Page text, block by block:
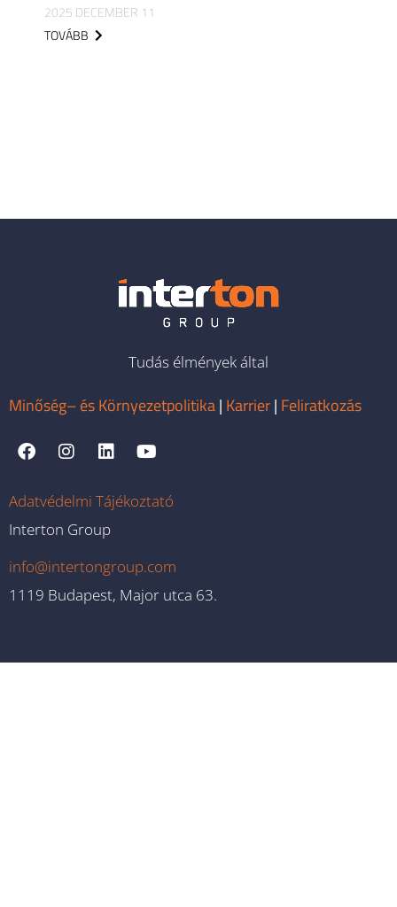
2025 DECEMBER 11
TOVÁBB
Tudás élmények által
Minőség– és Környezetpolitika| Karrier| Feliratkozás
Adatvédelmi Tájékoztató
Interton Group
info@intertongroup.com
1119 Budapest, Major utca 63.